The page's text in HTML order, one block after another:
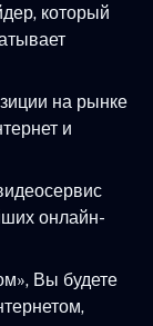
который
на рынке
и
онлайн-
Вы будете